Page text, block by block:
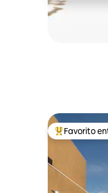
Favorito
Favorito